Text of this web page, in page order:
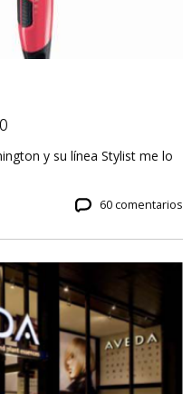
y su línea Stylist me lo
60 comentarios